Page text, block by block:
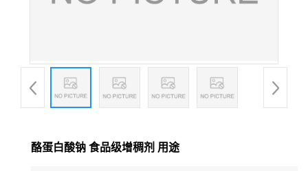
酪蛋白酸钠 食品级增稠剂 用途